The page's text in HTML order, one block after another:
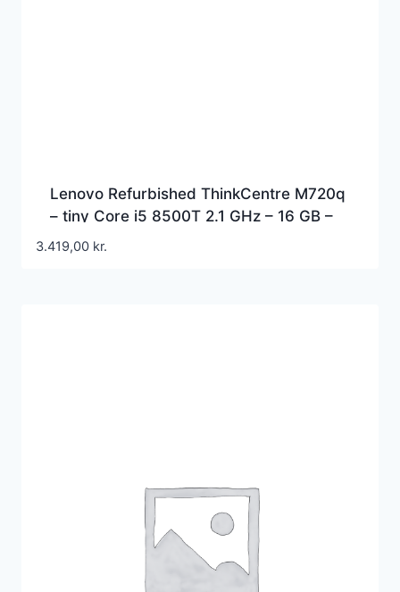
Lenovo Refurbished ThinkCentre M720q
– tiny Core i5 8500T 2.1 GHz – 16 GB –
SSD 512 GB – refurbished
3.419,00 kr.